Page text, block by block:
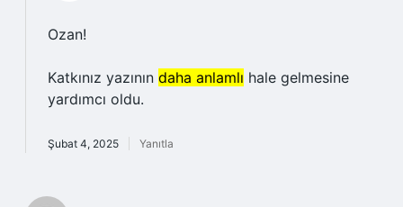
Ozan!
Katkınız yazının daha anlamlı hale gelmesine
yardımcı oldu.
Şubat 4, 2025 Yanıtla